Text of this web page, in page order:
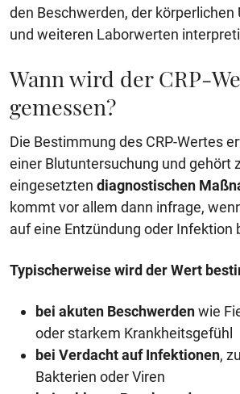
den Beschwerden, der körperlichen
und weiteren Laborwerten
Wann wird der CRP-
gemessen?
Die Bestimmung des CRP-Wertes
einer Blutuntersuchung und gehört
eingesetzten diagnostischen
kommt vor allem dann infrage,
auf eine Entzündung oder Infektion
Typischerweise wird der Wert
bei akuten Beschwerdenwie
oder starkem Krankheitsgefühl
bei Verdacht auf Infektionen,
Bakterien oder Viren